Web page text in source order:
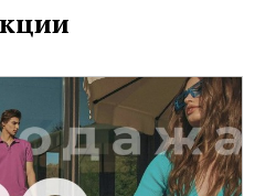
во
из